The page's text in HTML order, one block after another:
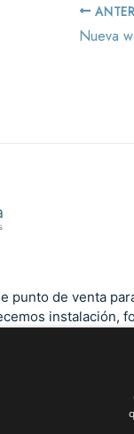
Nueva
punto de venta
instalación,